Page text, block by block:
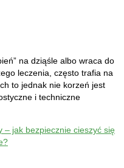
na dziąśle albo wraca do
leczenia, często trafia na
to jednak nie korzeń jest
i techniczne